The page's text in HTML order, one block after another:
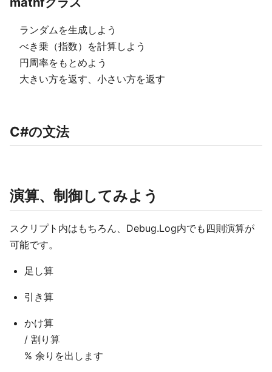
ランダムを生成しよう
べき乗（指数）を計算しよう
円周率をもとめよう
大きい方を返す、小さい方を返す
C#の文法
演算、制御してみよう
スクリプト内はもちろん、Debug.Log内でも四則演算が
可能です。
足し算
引き算
かけ算
/ 割り算
% 余りを出します